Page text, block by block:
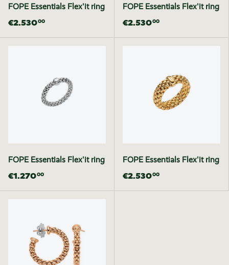
FOPE Essentials Flex'it ring
€2.53000
FOPE Essentials Flex'it ring
€2.53000
FOPE Essentials Flex'it ring
€1.27000
FOPE Essentials Flex'it ring
€2.53000